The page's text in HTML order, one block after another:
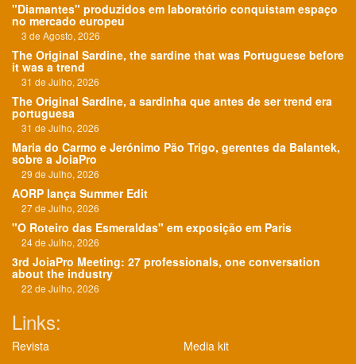
"Diamantes" produzidos em laboratório conquistam espaço
no mercado europeu
3 de Agosto, 2026
The Original Sardine, the sardine that was Portuguese before
it was a trend
31 de Julho, 2026
The Original Sardine, a sardinha que antes de ser trend era
portuguesa
31 de Julho, 2026
Maria do Carmo e Jerónimo Pão Trigo, gerentes da Balantek,
sobre a JoiaPro
29 de Julho, 2026
AORP lança Summer Edit
27 de Julho, 2026
"O Roteiro das Esmeraldas" em exposição em Paris
24 de Julho, 2026
3rd JoiaPro Meeting: 27 professionals, one conversation
about the industry
22 de Julho, 2026
Links:
Revista Media kit